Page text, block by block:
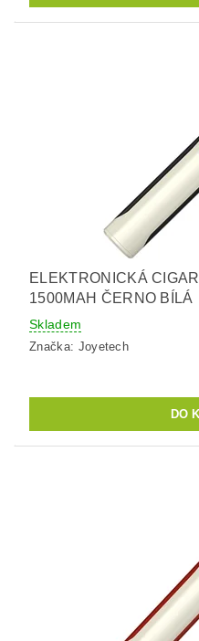
ELEKTRONICKÁ
1500MAH ČERNO BÍLÁ
Skladem
Značka: Joyetech